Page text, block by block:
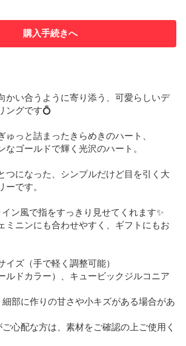
購入手続きへ
かい合うように寄り添う、可愛らしいデ
ングです💍
ゅっと詰まったきらめきのハート、
なゴールドで輝く光沢のハート。
つになった、シンプルだけど目を引く大
です。
ン風で指をすっきり見せてくれます✨
ミニンにも合わせやすく、ギフトにもお
イズ（手で軽く調整可能）
ルドカラー）、キュービックジルコニア
部に作りの甘さや小キズがある場合があ
心配な方は、素材をご確認の上ご使用く